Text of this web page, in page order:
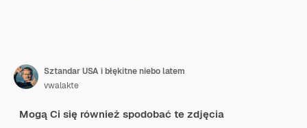
Sztandar USA i błękitne niebo latem
vwalakte
Mogą Ci się również spodobać te zdjęcia